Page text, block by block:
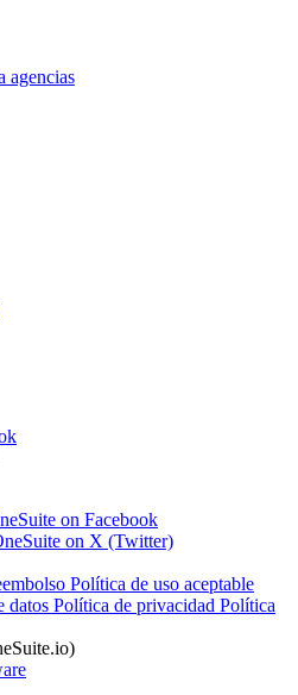
agencias
Política de uso aceptable
datos Política de privacidad Política